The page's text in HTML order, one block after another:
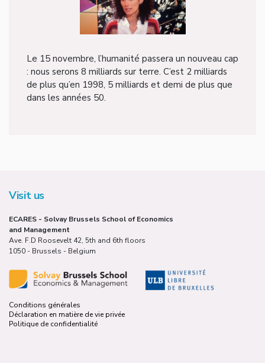
Le 15 novembre, l’humanité passera un nouveau cap
: nous serons 8 milliards sur terre. C’est 2 milliards
de plus qu’en 1998, 5 milliards et demi de plus que
dans les années 50.
Visit us
ECARES - Solvay Brussels School of Economics
and Management
Ave. F.D Roosevelt 42, 5th and 6th floors
1050 - Brussels - Belgium
Conditions générales
Déclaration en matière de vie privée
Politique de confidentialité